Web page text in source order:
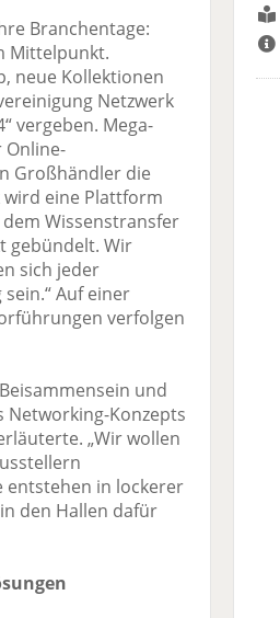
Branchentage:
Mittelpunkt.
neue Kollektionen
Netzwerk
vergeben. Mega-
Online-
Großhändler die
wird eine Plattform
Wissenstransfer
gebündelt. Wir
sich jeder
Auf einer
verfolgen
und
Networking-Konzepts
„Wir wollen
entstehen in lockerer
den Hallen dafür